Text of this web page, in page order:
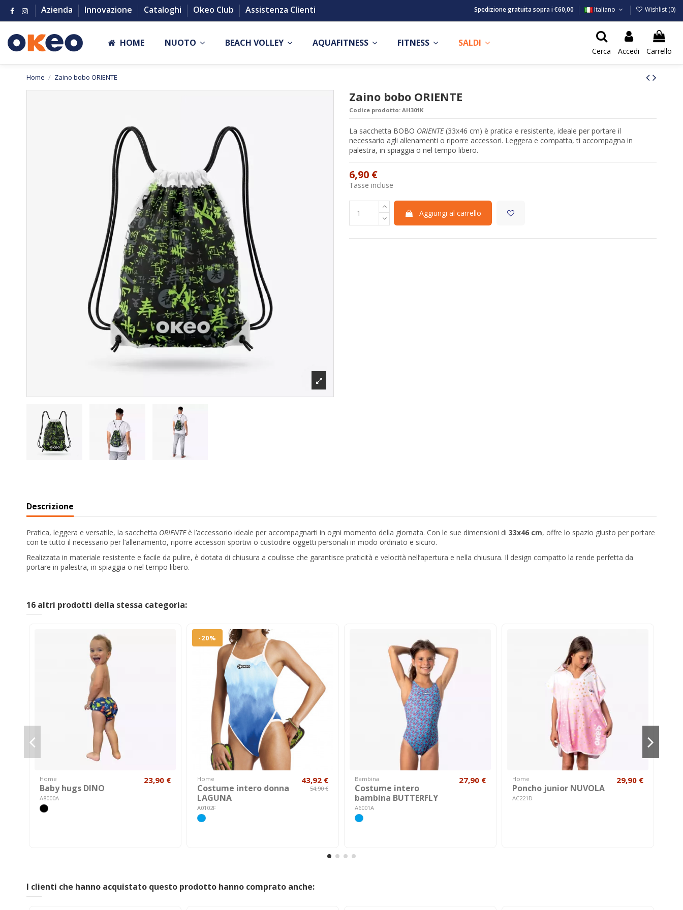
Azienda Innovazione Cataloghi Okeo Club Assistenza Clienti Spedizione gratuita sopra i €60,00 Italiano Wishlist (0)
HOME NUOTO BEACH VOLLEY AQUAFITNESS FITNESS SALDI
Cerca Accedi Carrello
Home Zaino bobo ORIENTE
Zaino bobo ORIENTE
Codice prodotto: AH301K
La sacchetta BOBO ORIENTE(33x46 cm) è pratica e resistente, ideale per portare il
necessario agli allenamenti o riporre accessori. Leggera e compatta, ti accompagna in
palestra, in spiaggia o nel tempo libero.
6,90 €
Tasse incluse
Aggiungi al carrello
Descrizione
Pratica, leggera e versatile, la sacchetta ORIENTEè l’accessorio ideale per accompagnarti in ogni momento della giornata. Con le sue dimensioni di 33x46 cm, offre lo spazio giusto per portare
con te tutto il necessario per l’allenamento, riporre accessori sportivi o custodire oggetti personali in modo ordinato e sicuro.
Realizzata in materiale resistente e facile da pulire, è dotata di chiusura a coulisse che garantisce praticità e velocità nell’apertura e nella chiusura. Il design compatto la rende perfetta da
portare in palestra, in spiaggia o nel tempo libero.
16 altri prodotti della stessa categoria:
Home
Baby hugs DINO
A8000A
23,90 €
-20%
Home
Costume intero donna
LAGUNA
A0102F
43,92 €
54,90 €
Bambina
Costume intero
bambina BUTTERFLY
A6001A
27,90 € Home
Poncho junior NUVOLA
AC221D
29,90 €
I clienti che hanno acquistato questo prodotto hanno comprato anche: